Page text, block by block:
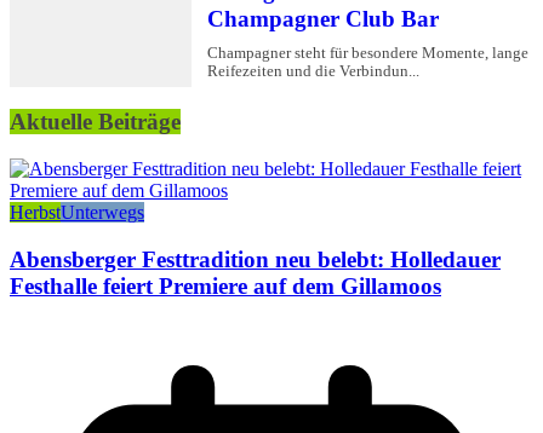
Aktuelle Beiträge
HerbstUnterwegs
Abensberger Festtradition neu belebt: Holledauer
Festhalle feiert Premiere auf dem Gillamoos